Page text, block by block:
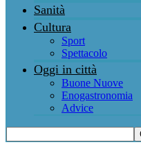
Sanità
Cultura
Sport
Spettacolo
Oggi in città
Buone Nuove
Enogastronomia
Advice